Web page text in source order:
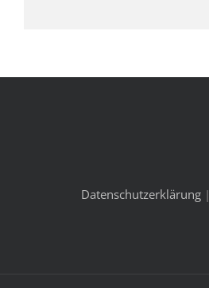
Datenschutzerklärung|